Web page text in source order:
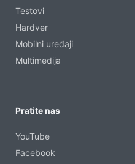
Testovi
Hardver
Mobilni uređaji
Multimedija
Pratite nas
YouTube
Facebook